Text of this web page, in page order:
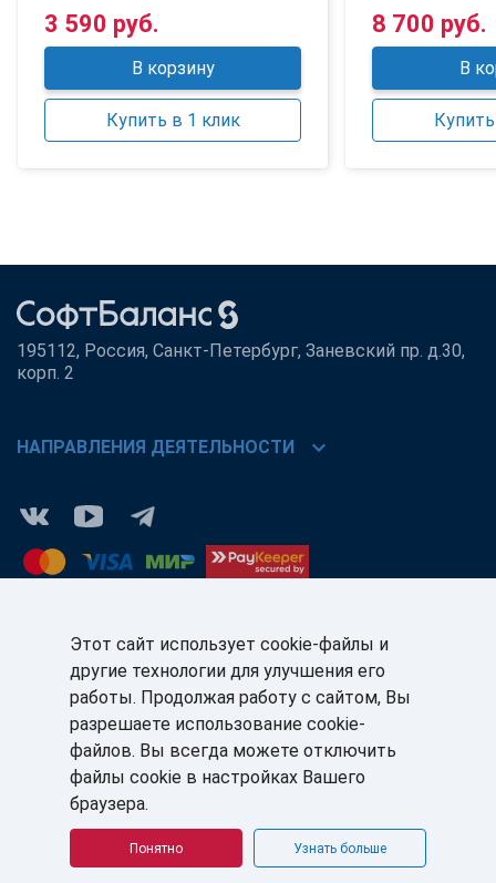
3 590 руб.
В корзину
Купить в 1 клик
8 700 руб.
В
195112, Россия, Санкт-Петербург, Заневский пр. д.30,
корп. 2
НАПРАВЛЕНИЯ ДЕЯТЕЛЬНОСТИ chevron_right
КЛИЕНТАМ:
+7 (812) 327-5141
sale@sb-sale.ru
ПАРТНЁРАМ:
+7 (812) 327-5025
partner@softbalance.ru
© ГК «СофтБаланс» 2008–2026 г. Все права защищены.
Этот сайт использует cookie-файлы и
другие технологии для улучшения его
работы. Продолжая работу с сайтом, Вы
разрешаете использование cookie-
файлов. Вы всегда можете отключить
файлы cookie в настройках Вашего
браузера.
Понятно Узнать больше